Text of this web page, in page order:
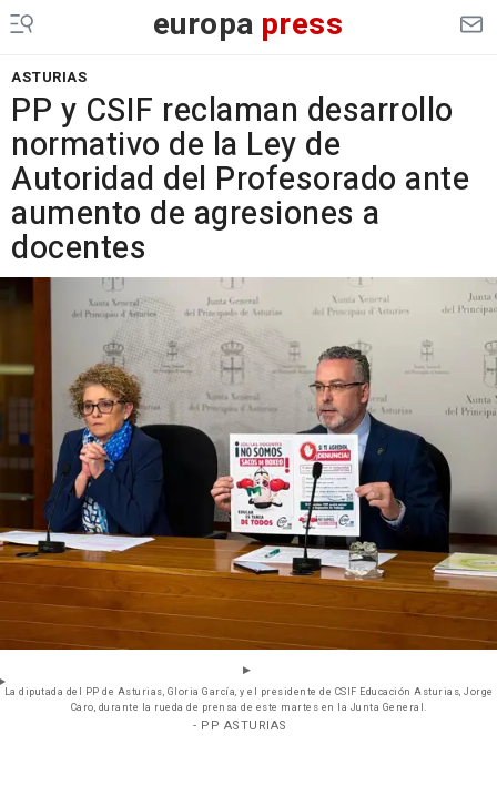
europa press
ASTURIAS
PP y CSIF reclaman desarrollo
normativo de la Ley de
Autoridad del Profesorado ante
aumento de agresiones a
docentes
La diputada del PP de Asturias, Gloria García, y el presidente de CSIF Educación Asturias, Jorge
Caro, durante la rueda de prensa de este martes en la Junta General.
- PP ASTURIAS